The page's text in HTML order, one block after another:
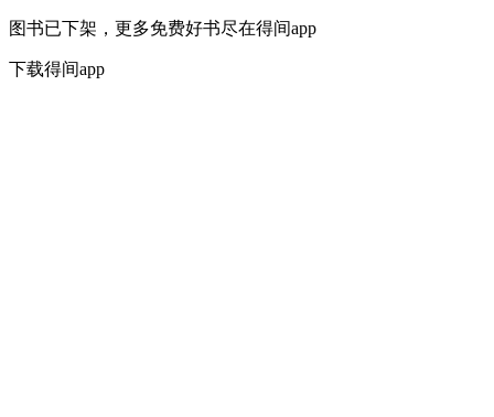
图书已下架，更多免费好书尽在得间app
下载得间app